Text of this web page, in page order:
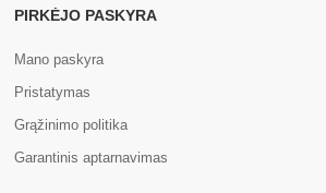
PIRKĖJO PASKYRA
Mano paskyra
Pristatymas
Grąžinimo politika
Garantinis aptarnavimas